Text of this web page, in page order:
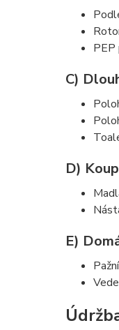
PEP
C)
D)
E)